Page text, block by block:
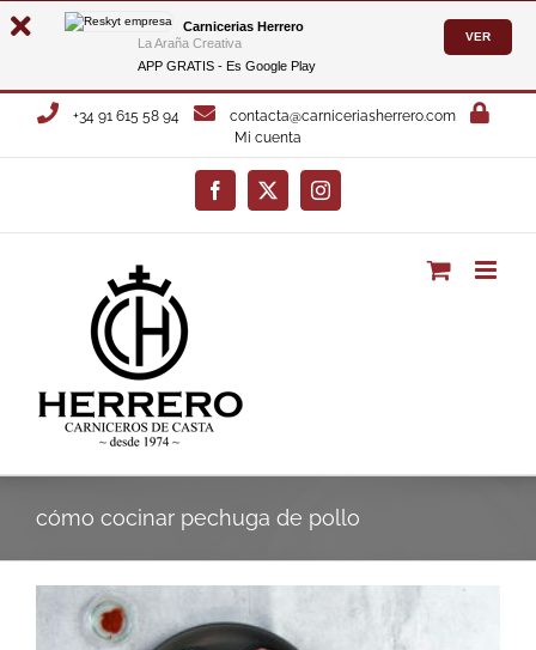
Carnicerias Herrero
La Araña Creativa
APP GRATIS - Es Google Play
VER
Saltar
+34 91 615 58 94
contacta@carniceriasherrero.com
Mi cuenta
Facebook
X Instagram
cómo cocinar pechuga de pollo